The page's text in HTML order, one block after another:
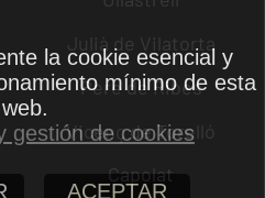
Julià de Vilatorta
Pere de Ribes
Vicenç de Torelló
Capolat
la cookie esencial y
mínimo de esta
web.
gestión de cookies
ACEPTAR